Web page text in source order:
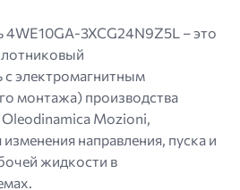
4WE10GA-3XCG24N9Z5L – это
с электромагнитным
монтажа) производства
Oleodinamica Mozioni,
направления, пуска и
жидкости в